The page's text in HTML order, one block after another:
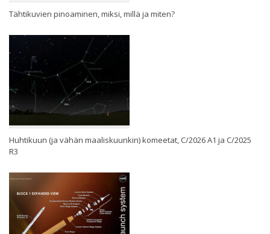
Tähtikuvien pinoaminen, miksi, millä ja miten?
Huhtikuun (ja vähän maaliskuunkin) komeetat, C/2026 A1 ja C/2025
R3